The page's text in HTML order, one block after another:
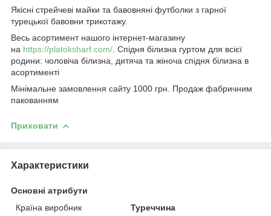
Якісні стрейчеві майки та бавовняні футболки з гарної
турецької бавовни трикотажу.
Весь асортимент нашого інтернет-магазину
на https://platoksharf.com/ . Спідня білизна гуртом для всієї
родини: чоловіча білизна, дитяча та жіноча спідня білизна в
асортименті
Мінімальне замовлення сайту 1000 грн. Продаж фабричним
пакованням
Приховати
Характеристики
Основні атрибути
Країна виробник
Туреччина